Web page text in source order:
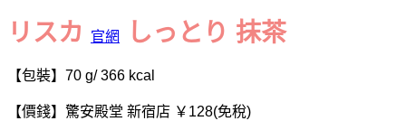
リスカ 官網 しっとり 抹茶
【包裝】70 g/ 366 kcal
【價錢】驚安殿堂 新宿店 ￥128(免稅)